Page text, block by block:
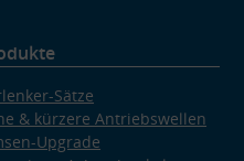
Sätze
& kürzere Antriebswellen
Upgrade